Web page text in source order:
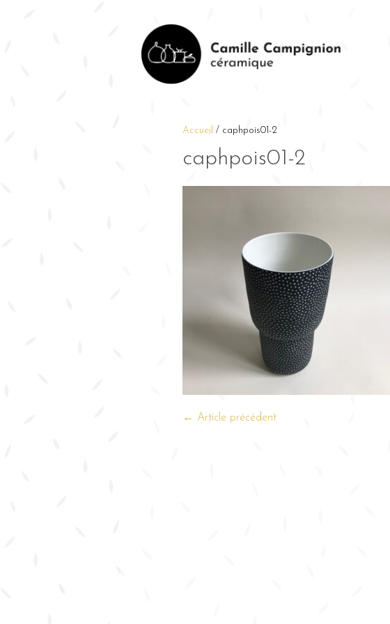
Accueil / caphpois01-2
caphpois01-2
← Article précédent